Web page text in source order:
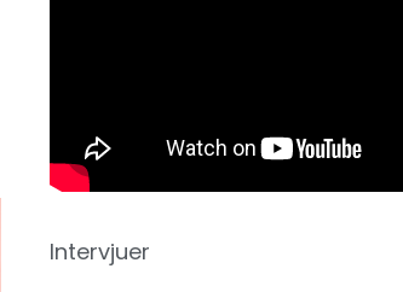
Intervjuer